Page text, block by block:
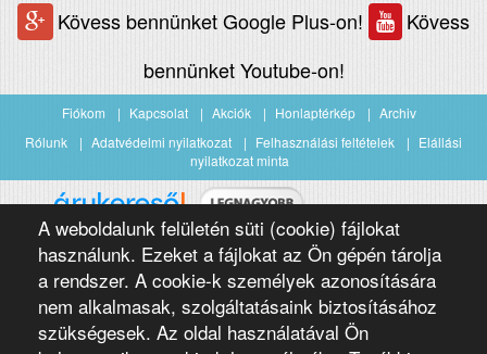
A weboldalunk felületén süti (cookie) fájlokat
használunk. Ezeket a fájlokat az Ön gépén tárolja
a rendszer. A cookie-k személyek azonosítására
nem alkalmasak, szolgáltatásaink biztosításához
szükségesek. Az oldal használatával Ön
Kövess bennünket Google Plus-on!
Kövess
bennünket Youtube-on!
Fiókom Kapcsolat Akciók Honlaptérkép
Archiv
Rólunk
Adatvédelmi nyilatkozat Felhasználási feltételek
Elállási
nyilatkozat minta